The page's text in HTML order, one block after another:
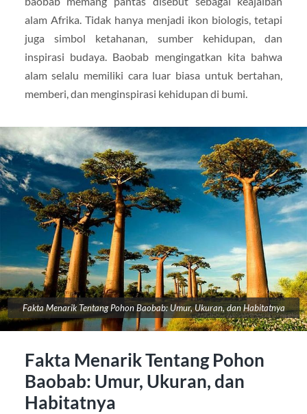
alam Afrika. Tidak hanya menjadi ikon biologis, tetapi
juga simbol ketahanan, sumber kehidupan, dan
inspirasi budaya. Baobab mengingatkan kita bahwa
alam selalu memiliki cara luar biasa untuk bertahan,
memberi, dan menginspirasi kehidupan di bumi.
Fakta Menarik Tentang Pohon Baobab: Umur, Ukuran, dan Habitatnya
Fakta Menarik Tentang Pohon
Baobab: Umur, Ukuran, dan
Habitatnya